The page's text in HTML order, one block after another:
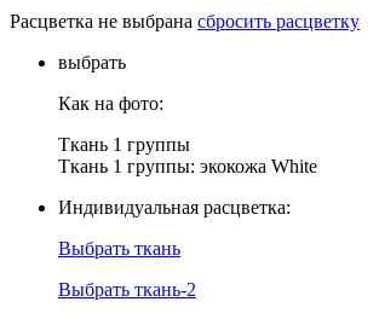
Расцветка не выбрана сбросить расцветку
выбрать
Как на фото:
Ткань 1 группы
Ткань 1 группы: экокожа White
Индивидуальная расцветка:
Выбрать ткань
Выбрать ткань-2